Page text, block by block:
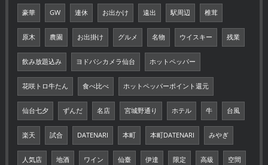
豪華 GW 連休 お出かけ 遠出 駅周辺 椎茸
原木 農園 お出掛け グルメ 名物 ウイスキー 残業
飲み放題込み ヨドバシカメラ仙台 ホットペッパー
花咲トロ牛たん 食べ比べ ホットペッパーポイント還元
仙台七夕 ずんだ 名店 宮城野通り ホテル 牛 台風
楽天 試合 DATENARI 本町 本町DATENARI みやぎ
人気店 地酒 ワイン 仙臺 伊達 限定 高級 空間